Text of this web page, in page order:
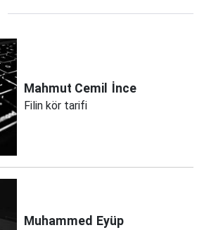
Mahmut Cemil İnce
Filin kör tarifi
Muhammed Eyüp